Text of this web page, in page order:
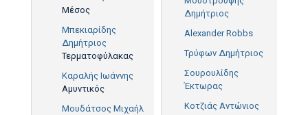
Μέσος
Μπεκιαρίδης
Δημήτριος
Τερματοφύλακας
Καραλής Ιωάννης
Αμυντικός
Μουδάτσος Μιχαήλ
Δημήτριος
Alexander Robbs
Τρύφων Δημήτριος
Σουρουλίδης
Έκτωρας
Κοτζιάς Αντώνιος